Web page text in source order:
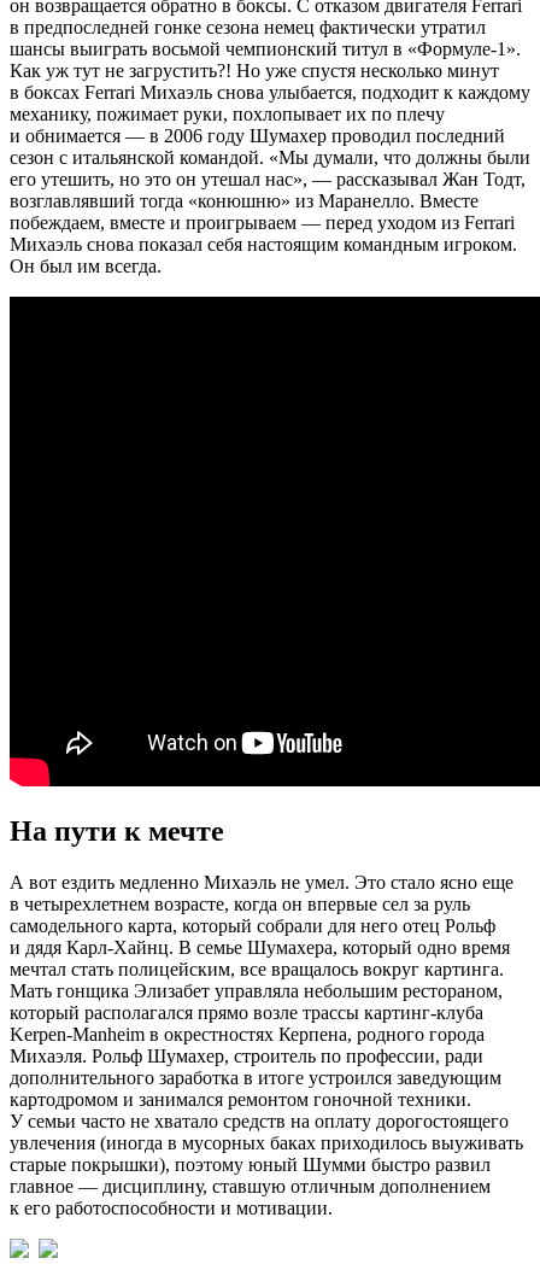
он возвращается обратно в боксы. С отказом двигателя Ferrari
в предпоследней гонке сезона немец фактически утратил
шансы выиграть восьмой чемпионский титул в «Формуле-1».
Как уж тут не загрустить?! Но уже спустя несколько минут
в боксах Ferrari Михаэль снова улыбается, подходит к каждому
механику, пожимает руки, похлопывает их по плечу
и обнимается — в 2006 году Шумахер проводил последний
сезон с итальянской командой. «Мы думали, что должны были
его утешить, но это он утешал нас», — рассказывал Жан Тодт,
возглавлявший тогда «конюшню» из Маранелло. Вместе
побеждаем, вместе и проигрываем — перед уходом из Ferrari
Михаэль снова показал себя настоящим командным игроком.
Он был им всегда.
На пути к мечте
А вот ездить медленно Михаэль не умел. Это стало ясно еще
в четырехлетнем возрасте, когда он впервые сел за руль
самодельного карта, который собрали для него отец Рольф
и дядя Карл-Хайнц. В семье Шумахера, который одно время
мечтал стать полицейским, все вращалось вокруг картинга.
Мать гонщика Элизабет управляла небольшим рестораном,
который располагался прямо возле трассы картинг-клуба
Kerpen-Manheim в окрестностях Керпена, родного города
Михаэля. Рольф Шумахер, строитель по профессии, ради
дополнительного заработка в итоге устроился заведующим
картодромом и занимался ремонтом гоночной техники.
У семьи часто не хватало средств на оплату дорогостоящего
увлечения (иногда в мусорных баках приходилось выуживать
старые покрышки), поэтому юный Шумми быстро развил
главное — дисциплину, ставшую отличным дополнением
к его работоспособности и мотивации.